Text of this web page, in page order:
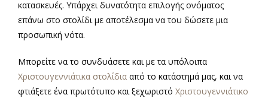
κατασκευές. Υπάρχει δυνατότητα επιλογής ονόματος
επάνω στο στολίδι με αποτέλεσμα να του δώσετε μια
προσωπική νότα.
Μπορείτε να το συνδυάσετε και με τα υπόλοιπα
Χριστουγεννιάτικα στολίδια από το κατάστημά μας, και να
φτιάξετε ένα πρωτότυπο και ξεχωριστό Χριστουγεννιάτικο